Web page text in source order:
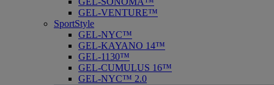
GEL-VENTURE™
SportStyle
GEL-NYC™
GEL-KAYANO 14™
GEL-1130™
GEL-CUMULUS 16™
GEL-NYC™ 2.0